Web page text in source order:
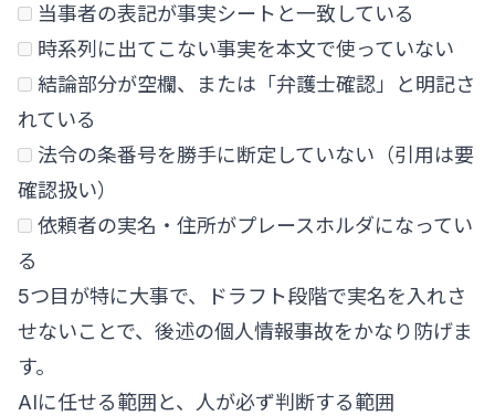
当事者の表記が事実シートと一致している
時系列に出てこない事実を本文で使っていない
結論部分が空欄、または「弁護士確認」と明記さ
れている
法令の条番号を勝手に断定していない（引用は要
確認扱い）
依頼者の実名・住所がプレースホルダになってい
る
5つ目が特に大事で、ドラフト段階で実名を入れさ
せないことで、後述の個人情報事故をかなり防げま
す。
AIに任せる範囲と、人が必ず判断する範囲